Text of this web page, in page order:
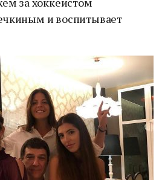
и воспитывает